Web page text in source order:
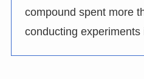
compound spent more
conducting